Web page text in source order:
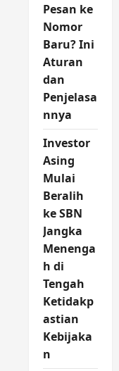
Pesan ke
Nomor
Baru? Ini
Aturan
dan
Penjelasa
nnya
Investor
Asing
Mulai
Beralih
ke SBN
Jangka
Menenga
h di
Tengah
Ketidakp
astian
Kebijaka
n